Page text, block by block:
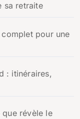
sa retraite
pour une
: itinéraires,
que révèle le